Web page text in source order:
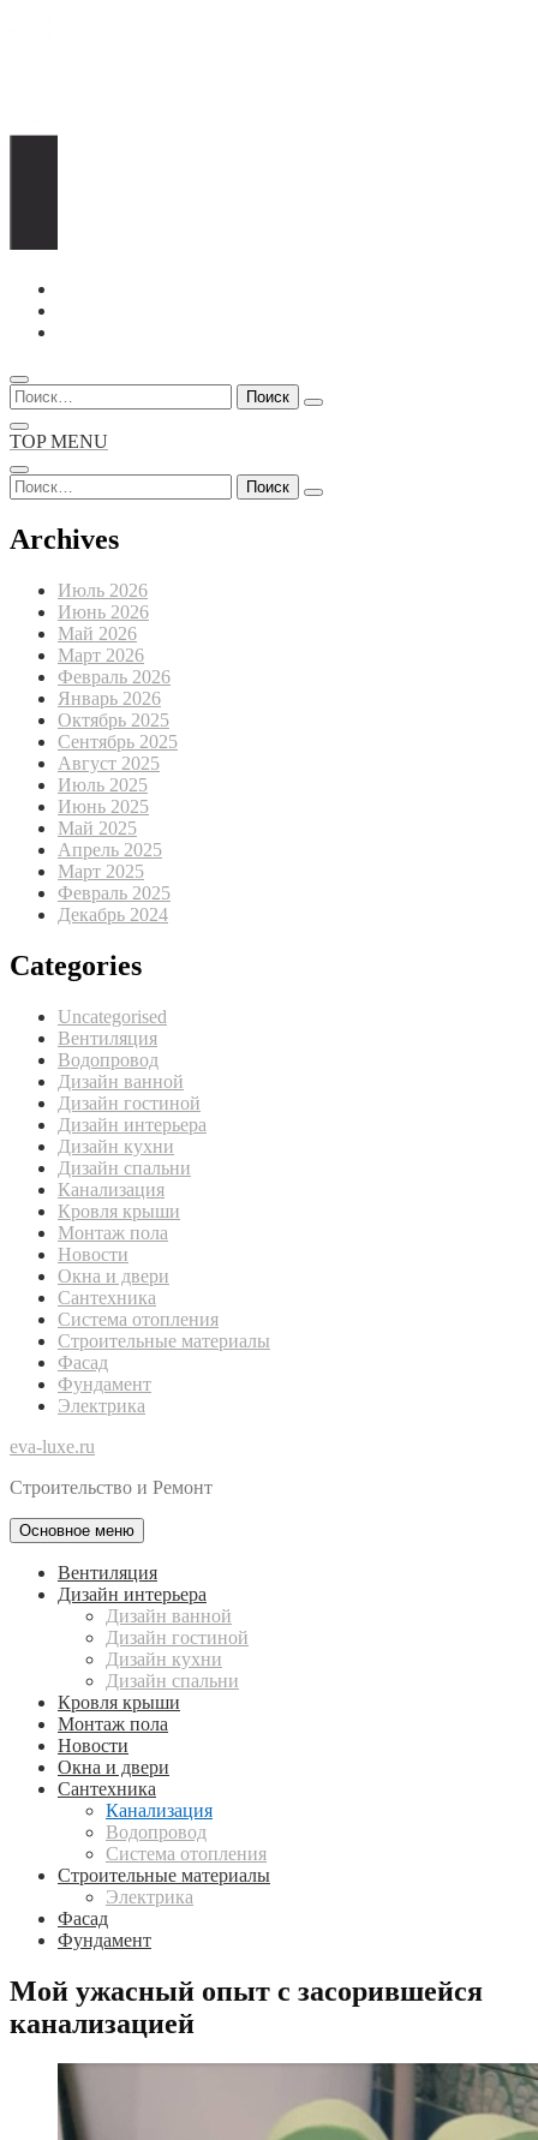
Перейти
содержимому
Найти:
TOP MENU
Найти:
Archives
Июль 2026
Июнь 2026
Май 2026
Март 2026
Февраль 2026
Январь 2026
Октябрь 2025
Сентябрь 2025
Август 2025
Июль 2025
Июнь 2025
Май 2025
Апрель 2025
Март 2025
Февраль 2025
Декабрь 2024
Categories
Uncategorised
Вентиляция
Водопровод
Дизайн ванной
Дизайн гостиной
Дизайн интерьера
Дизайн кухни
Дизайн спальни
Канализация
Кровля крыши
Монтаж пола
Новости
Окна и двери
Сантехника
Система отопления
Строительные материалы
Фасад
Фундамент
Электрика
eva-luxe.ru
Строительство и Ремонт
Основное меню
Вентиляция
Дизайн интерьера
Дизайн ванной
Дизайн гостиной
Дизайн кухни
Дизайн спальни
Кровля крыши
Монтаж пола
Новости
Окна и двери
Сантехника
Канализация
Водопровод
Система отопления
Строительные материалы
Электрика
Фасад
Фундамент
Мой ужасный опыт с засорившейся
канализацией